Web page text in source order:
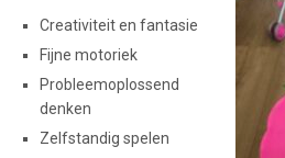
Creativiteit en fantasie
Fijne motoriek
Probleemoplossend
denken
Zelfstandig spelen